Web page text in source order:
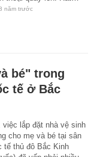
năm trước
bé" trong
tế ở Bắc
việc lắp đặt nhà vệ sinh
cho mẹ và bé tại sân
tế thủ đô Bắc Kinh